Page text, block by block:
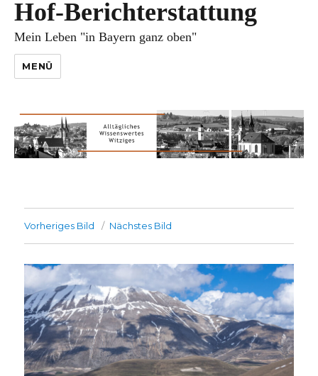
Hof-Berichterstattung
Mein Leben "in Bayern ganz oben"
MENÜ
Vorheriges Bild Nächstes Bild